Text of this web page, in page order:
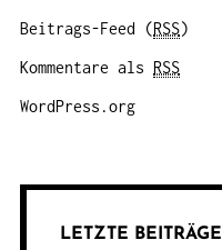
Beitrags-Feed (RSS)
Kommentare als RSS
WordPress.org
LETZTE BEITRÄGE